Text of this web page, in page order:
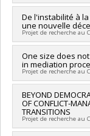
Chercheur
Co-chercheurs :
Seymour
Sources de
Québec - Société
Programmes de
Soutien aux
: Nouvelle équipe
De l'instabilité à
une nouvelle
Projet de recherche au
Chercheur
Co-chercheurs :
Sources de
Programmes de
Connexion
One size does
in mediation
Projet de recherche au
Chercheur
Sources de
Programmes de
BEYOND
OF CONFLICT-
TRANSITIONS
Projet de recherche au